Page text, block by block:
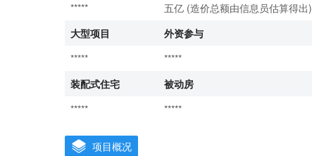
*****
五亿 (造价总额由信息员估算得出)
大型项目
外资参与
*****
*****
装配式住宅
被动房
*****
*****
项目概况